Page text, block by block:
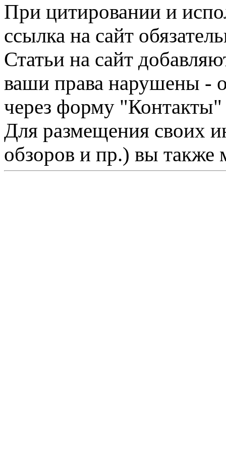
При цитировании и
ссылка на сайт
Статьи на сайт
ваши права нарушены -
через форму "Контакты"
Для размещения своих
обзоров и пр.) вы также